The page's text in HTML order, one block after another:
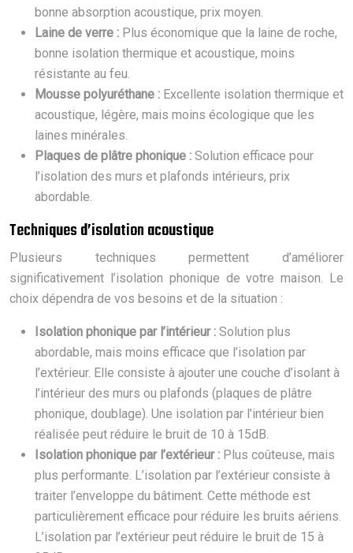
bonne absorption acoustique, prix moyen.
Laine de verre : Plus économique que la laine de roche,
bonne isolation thermique et acoustique, moins
résistante au feu.
Mousse polyuréthane : Excellente isolation thermique et
acoustique, légère, mais moins écologique que les
laines minérales.
Plaques de plâtre phonique : Solution efficace pour
l’isolation des murs et plafonds intérieurs, prix
abordable.
Techniques d’isolation acoustique
Plusieurs techniques permettent d’améliorer
significativement l’isolation phonique de votre maison. Le
choix dépendra de vos besoins et de la situation :
Isolation phonique par l’intérieur : Solution plus
abordable, mais moins efficace que l’isolation par
l’extérieur. Elle consiste à ajouter une couche d’isolant à
l’intérieur des murs ou plafonds (plaques de plâtre
phonique, doublage). Une isolation par l’intérieur bien
réalisée peut réduire le bruit de 10 à 15dB.
Isolation phonique par l’extérieur : Plus coûteuse, mais
plus performante. L’isolation par l’extérieur consiste à
traiter l’enveloppe du bâtiment. Cette méthode est
particulièrement efficace pour réduire les bruits aériens.
L’isolation par l’extérieur peut réduire le bruit de 15 à